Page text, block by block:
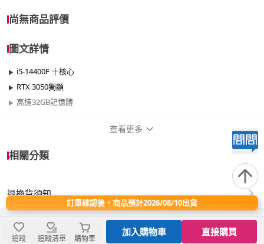
尚無商品評價
圖文詳情
i5-14400F 十核心
RTX 3050獨顯
高速32GB記憶體
效能 501W~700W
晶片 RTX 30系列
查看更多
相關分類
退換貨須知
訂單確認後，商品預計2026/08/10出貨
追蹤 追蹤清單 購物車
加入購物車 直接購買